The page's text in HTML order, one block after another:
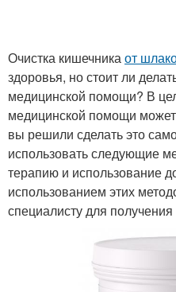
Очистка кишечникаот
здоровья, но стоит ли
медицинской помощи? В
медицинской помощи
вы решили сделать это
использовать следующие
терапию и использование
использованием этих
специалисту для